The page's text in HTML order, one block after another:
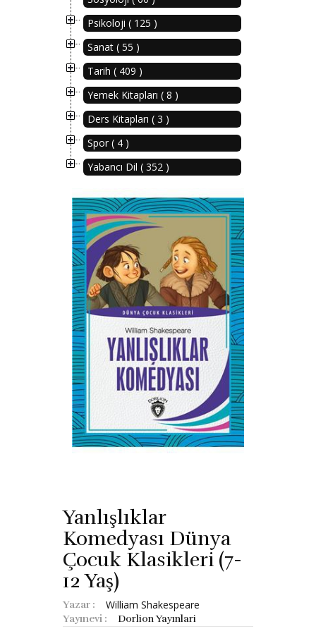
Psikoloji ( 125 )
Sanat ( 55 )
Tarih ( 409 )
Yemek Kitapları ( 8 )
Ders Kitapları ( 3 )
Spor ( 4 )
Yabancı Dil ( 352 )
Yanlışlıklar
Komedyası Dünya
Çocuk Klasikleri (7-
12 Yaş)
Yazar : William Shakespeare
Yayınevi : Dorlion Yayınlari